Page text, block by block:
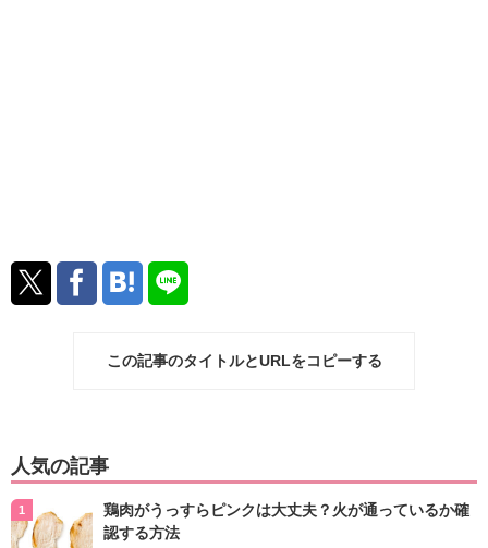
この記事のタイトルとURLをコピーする
人気の記事
鶏肉がうっすらピンクは大丈夫？火が通っているか確
認する方法